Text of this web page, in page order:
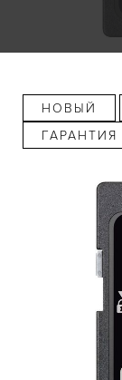
НОВЫЙ
ГАРАНТИЯ